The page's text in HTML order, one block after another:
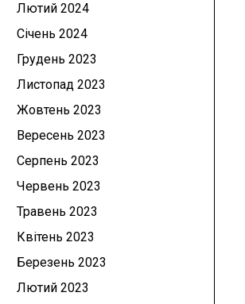
Лютий 2024
Січень 2024
Грудень 2023
Листопад 2023
Жовтень 2023
Вересень 2023
Серпень 2023
Червень 2023
Травень 2023
Квітень 2023
Березень 2023
Лютий 2023